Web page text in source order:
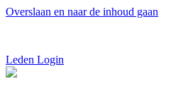
Overslaan en naar de inhoud gaan
Leden Login